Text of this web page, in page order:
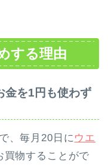
する理由
金を1円も使わず
、毎月20日にウエ
買物することがで